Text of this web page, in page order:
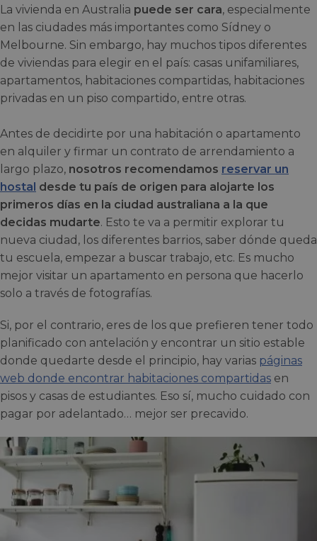
La vivienda en Australia puede ser cara, especialmente
en las ciudades más importantes como Sídney o
Melbourne. Sin embargo, hay muchos tipos diferentes
de viviendas para elegir en el país: casas unifamiliares,
apartamentos, habitaciones compartidas, habitaciones
privadas en un piso compartido, entre otras.
Antes de decidirte por una habitación o apartamento
en alquiler y firmar un contrato de arrendamiento a
largo plazo, nosotros recomendamos reservar un
hostal desde tu país de origen para alojarte los
primeros días en la ciudad australiana a la que
decidas mudarte. Esto te va a permitir explorar tu
nueva ciudad, los diferentes barrios, saber dónde queda
tu escuela, empezar a buscar trabajo, etc. Es mucho
mejor visitar un apartamento en persona que hacerlo
solo a través de fotografías.
Si, por el contrario, eres de los que prefieren tener todo
planificado con antelación y encontrar un sitio estable
donde quedarte desde el principio, hay varias páginas
web donde encontrar habitaciones compartidas en
pisos y casas de estudiantes. Eso sí, mucho cuidado con
pagar por adelantado… mejor ser precavido.